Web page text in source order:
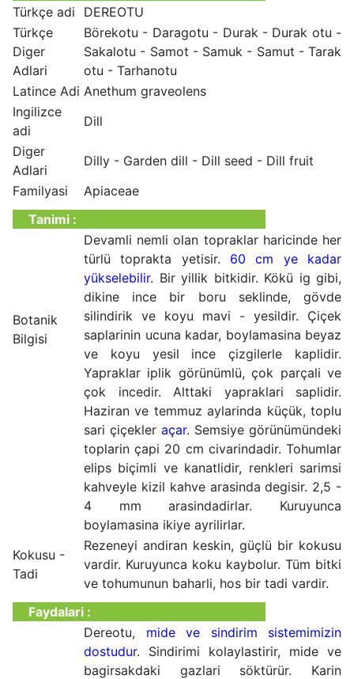
Türkçe adi
DEREOTU
Türkçe
Diger
Adlari
Börekotu - Daragotu - Durak - Durak otu -
Sakalotu - Samot - Samuk - Samut - Tarak
otu - Tarhanotu
Latince Adi Anethum graveolens
Ingilizce
adi
Dill
Diger
Adlari
Dilly - Garden dill - Dill seed - Dill fruit
Familyasi
Apiaceae
Tanimi :
Botanik
Bilgisi
Devamli nemli olan topraklar haricinde her
türlü toprakta yetisir. 60 cm ye kadar
yükselebilir. Bir yillik bitkidir. Kökü ig gibi,
dikine ince bir boru seklinde, gövde
silindirik ve koyu mavi - yesildir. Çiçek
saplarinin ucuna kadar, boylamasina beyaz
ve koyu yesil ince çizgilerle kaplidir.
Yapraklar iplik görünümlü, çok parçali ve
çok incedir. Alttaki yapraklari saplidir.
Haziran ve temmuz aylarinda küçük, toplu
sari çiçekler açar. Semsiye görünümündeki
toplarin çapi 20 cm civarindadir. Tohumlar
elips biçimli ve kanatlidir, renkleri sarimsi
kahveyle kizil kahve arasinda degisir. 2,5 -
4 mm arasindadirlar. Kuruyunca
boylamasina ikiye ayrilirlar.
Kokusu -
Tadi
Rezeneyi andiran keskin, güçlü bir kokusu
vardir. Kuruyunca koku kaybolur. Tüm bitki
ve tohumunun baharli, hos bir tadi vardir.
Faydalari :
Dereotu, mide ve sindirim sistemimizin
dostudur. Sindirimi kolaylastirir, mide ve
bagirsakdaki gazlari söktürür. Karin